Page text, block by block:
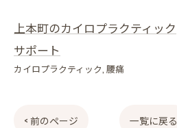
上本町のカイロプラクティック
サポート
カイロプラクティック 腰痛
< 前のページ 一覧に戻る